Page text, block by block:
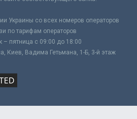
Украины со всех номеров операторов
по тарифам операторов
– пятница с 09:00 до 18:00
Киев, Вадима Гетьмана, 1-Б, 3-й этаж